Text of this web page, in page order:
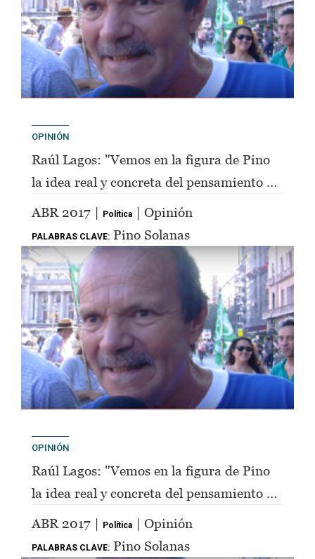
OPINIÓN
Raúl Lagos: "Vemos en la figura de Pino
la idea real y concreta del pensamiento de
ABR 2017 | Política | Opinión
PALABRAS CLAVE: Pino Solanas
OPINIÓN
Raúl Lagos: "Vemos en la figura de Pino
la idea real y concreta del pensamiento de
Perón"
ABR 2017 | Política | Opinión
PALABRAS CLAVE: Pino Solanas